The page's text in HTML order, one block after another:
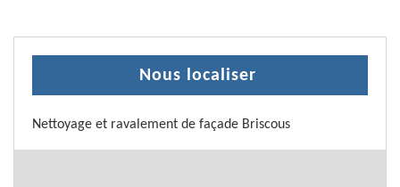
Nous localiser
Nettoyage et ravalement de façade Briscous